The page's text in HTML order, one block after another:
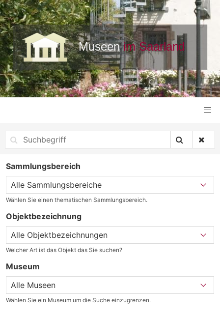
Sammlungsbereich
Wählen Sie einen thematischen Sammlungsbereich.
Objektbezeichnung
Welcher Art ist das Objekt das Sie suchen?
Museum
Wählen Sie ein Museum um die Suche einzugrenzen.